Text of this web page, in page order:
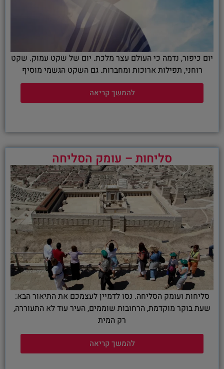
יום כיפור, נדמה כי העולם עצר מלכת. יום של שקט עמוק. שקט
רוחני, תפילות ארוכות ומחברות. גם השקט הגשמי מוסיף
להמשך קריאה
סליחות – עומק הסליחה
סליחות ועומק הסליחה. נסו לדמיין לעצמכם את התיאור הבא:
שעת בוקר מוקדמת, הרחובות שוממים, העיר עוד לא התעוררה,
רק המית
להמשך קריאה